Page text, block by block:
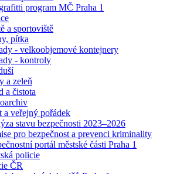
program MČ Praha 1
a sportoviště
pítka
- velkoobjemové kontejnery
- kontroly
a zeleň
a čistota
a veřejný pořádek
stavu bezpečnosti 2023–2026
pro bezpečnost a prevenci kriminality
portál městské části Praha 1
policie
ČR